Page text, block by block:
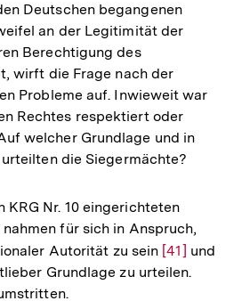
Deutschen begangenen
an der Legitimität der
Berechtigung des
wirft die Frage nach der
Probleme auf. Inwieweit war
Rechtes respektiert oder
welcher Grundlage und in
die Siegermächte?
KRG Nr. 10 eingerichteten
für sich in Anspruch,
Autorität zu sein Zur
Auflösung
[41] und
Grundlage zu urteilen.